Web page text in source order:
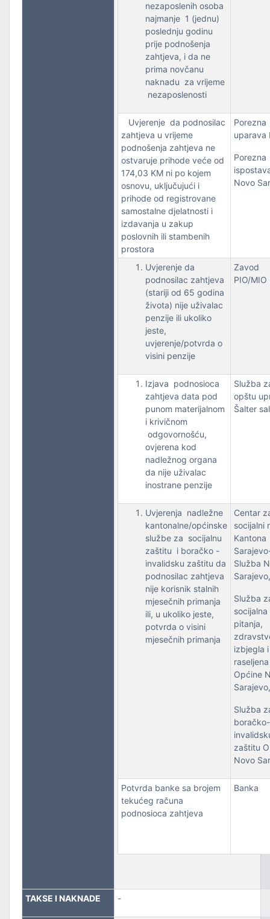
nezaposlenih osoba
najmanje 1 (jednu)
poslednju godinu
prije podnošenja
zahtjeva, i da ne
prima novčanu
naknadu za vrijeme
nezaposlenosti
Uvjerenje da podnosilac
zahtjeva u vrijeme
podnošenja zahtjeva ne
ostvaruje prihode veće od
174,03 KM ni po kojem
osnovu, uključujući i
prihode od registrovane
samostalne djelatnosti i
izdavanja u zakup
poslovnih ili stambenih
prostora
Porezna
uparava
Porezna
Novo
Uvjerenje da
podnosilac zahtjeva
(stariji od 65 godina
života) nije uživalac
penzije ili ukoliko
jeste,
uvjerenje/potvrda o
visini penzije
Zavod
PIO/
Izjava podnosioca
zahtjeva data pod
punom materijalnom
i krivičnom
odgovornošću,
ovjerena kod
nadležnog organa
da nije uživalac
inostrane penzije
Služba
opštu
Šalter
Uvjerenja nadležne
kantonalne/općinske
službe za socijalnu
zaštitu i boračko -
invalidsku zaštitu da
podnosilac zahtjeva
nije korisnik stalnih
mjesečnih primanja
ili, u ukoliko jeste,
potvrda o visini
mjesečnih primanja
Centar
socijalni
Kantona
Služba
Služba
socijalna
pitanja,
izbjegla i
Općine
Služba
boračko-
zaštitu
Novo
Potvrda banke sa brojem
tekućeg računa
podnosioca zahtjeva
Banka
TAKSE I NAKNADE -